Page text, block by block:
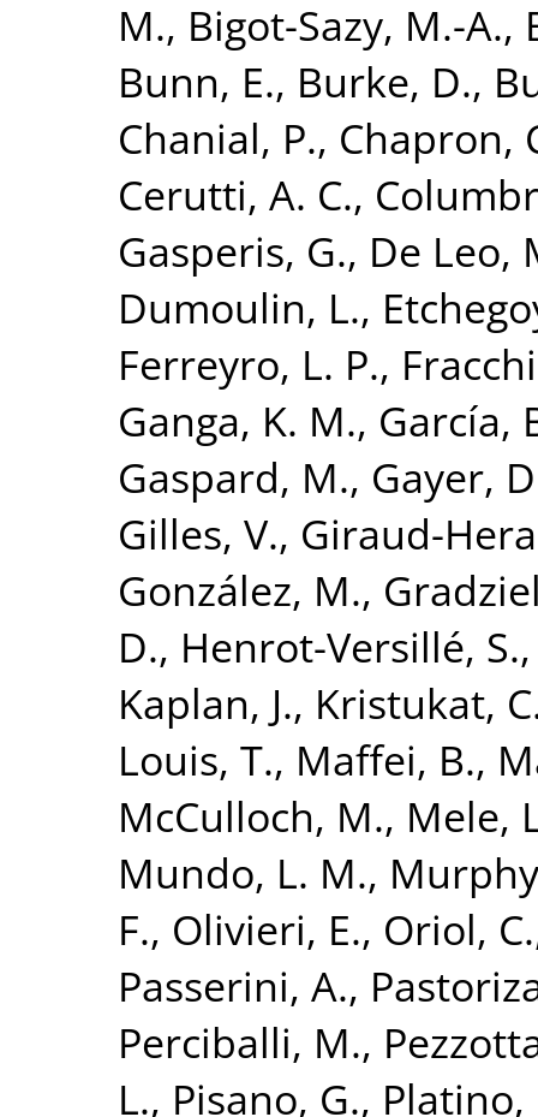
M., Bigot-Sazy, M.-A.,
Bunn, E., Burke, D.,
Chanial, P., Chapron,
Cerutti, A. C.,
Gasperis, G., De Leo,
Dumoulin, L.,
Ferreyro, L. P.,
Ganga, K. M., García,
Gaspard, M., Gayer,
Gilles, V., Giraud-
González, M.,
D., Henrot-Versillé, S.
Kaplan, J., Kristukat,
Louis, T., Maffei, B.,
McCulloch, M., Mele,
Mundo, L. M.,
F., Olivieri, E., Oriol, C.
Passerini, A.,
Perciballi, M.,
L., Pisano, G., Platino,